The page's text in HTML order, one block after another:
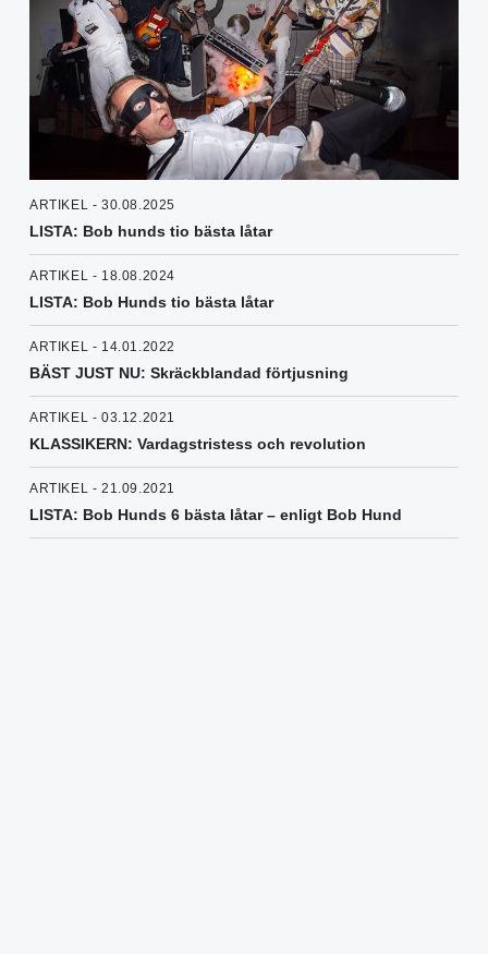
ARTIKEL - 30.08.2025
LISTA: Bob hunds tio bästa låtar
ARTIKEL - 18.08.2024
LISTA: Bob Hunds tio bästa låtar
ARTIKEL - 14.01.2022
BÄST JUST NU: Skräckblandad förtjusning
ARTIKEL - 03.12.2021
KLASSIKERN: Vardagstristess och revolution
ARTIKEL - 21.09.2021
LISTA: Bob Hunds 6 bästa låtar – enligt Bob Hund